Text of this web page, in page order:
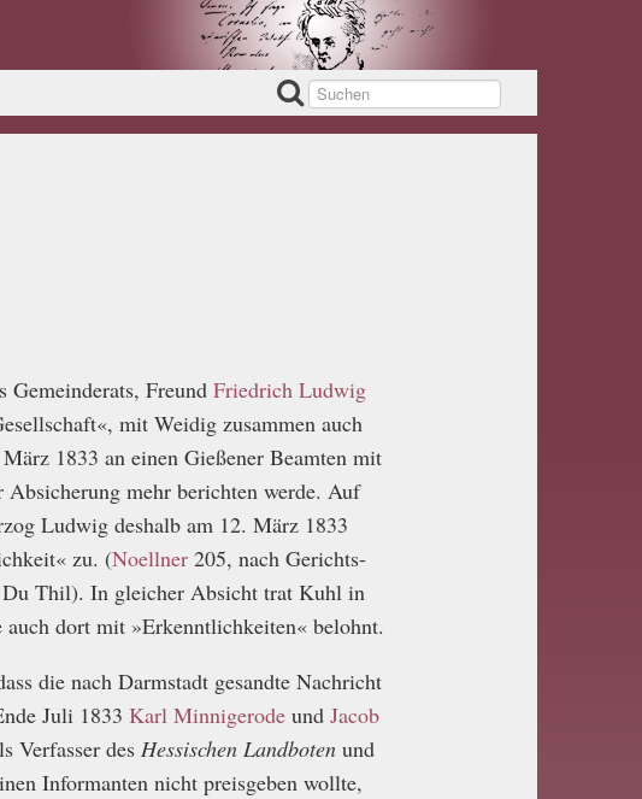
Freund Friedrich Ludwig
mit Weidig zusammen auch
1833 an einen Gießener Beamten mit
Absicherung mehr berichten werde. Auf
Ludwig deshalb am 12. März 1833
zu. (Noellner 205, nach Gerichts-
Du Thil). In gleicher Absicht trat Kuhl in
dort mit »Erkenntlichkeiten« belohnt.
die nach Darmstadt gesandte Nachricht
Juli 1833 Karl Minnigerodeund Jacob
Verfasser des Hessischen Landbotenund
Informanten nicht preisgeben wollte,